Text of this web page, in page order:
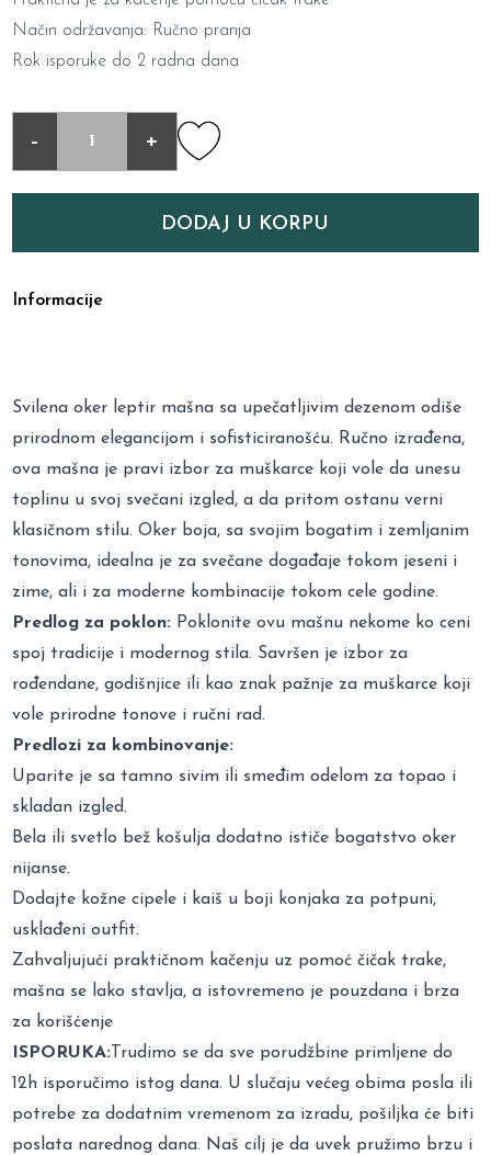
Način održavanja: Ručno pranja
Rok isporuke do 2 radna dana
- +
DODAJ U KORPU
Informacije
Svilena oker leptir mašna sa upečatljivim dezenom odiše
prirodnom elegancijom i sofisticiranošću. Ručno izrađena,
ova mašna je pravi izbor za muškarce koji vole da unesu
toplinu u svoj svečani izgled, a da pritom ostanu verni
klasičnom stilu. Oker boja, sa svojim bogatim i zemljanim
tonovima, idealna je za svečane događaje tokom jeseni i
zime, ali i za moderne kombinacije tokom cele godine.
Predlog za poklon: Poklonite ovu mašnu nekome ko ceni
spoj tradicije i modernog stila. Savršen je izbor za
rođendane, godišnjice ili kao znak pažnje za muškarce koji
vole prirodne tonove i ručni rad.
Predlozi za kombinovanje:
Uparite je sa tamno sivim ili smeđim odelom za topao i
skladan izgled.
Bela ili svetlo bež košulja dodatno ističe bogatstvo oker
nijanse.
Dodajte kožne cipele i kaiš u boji konjaka za potpuni,
usklađeni outfit.
Zahvaljujući praktičnom kačenju uz pomoć čičak trake,
mašna se lako stavlja, a istovremeno je pouzdana i brza
za korišćenje
ISPORUKA:Trudimo se da sve porudžbine primljene do
12h isporučimo istog dana. U slučaju većeg obima posla ili
potrebe za dodatnim vremenom za izradu, pošiljka će biti
poslata narednog dana. Naš cilj je da uvek pružimo brzu i